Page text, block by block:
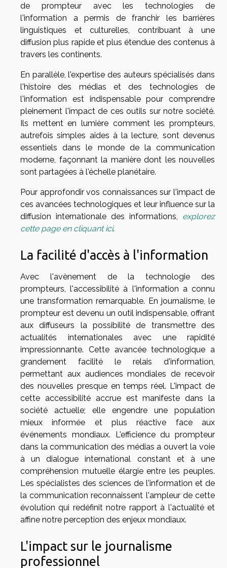
de prompteur avec les technologies de
l'information a permis de franchir les barrières
linguistiques et culturelles, contribuant à une
diffusion plus rapide et plus étendue des contenus à
travers les continents.
En parallèle, l'expertise des auteurs spécialisés dans
l'histoire des médias et des technologies de
l'information est indispensable pour comprendre
pleinement l'impact de ces outils sur notre société.
Ils mettent en lumière comment les prompteurs,
autrefois simples aides à la lecture, sont devenus
essentiels dans le monde de la communication
moderne, façonnant la manière dont les nouvelles
sont partagées à l'échelle planétaire.
Pour approfondir vos connaissances sur l'impact de
ces avancées technologiques et leur influence sur la
diffusion internationale des informations, explorez
cette page en cliquant ici.
La facilité d'accès à l'information
Avec l'avènement de la technologie des
prompteurs, l'accessibilité à l'information a connu
une transformation remarquable. En journalisme, le
prompteur est devenu un outil indispensable, offrant
aux diffuseurs la possibilité de transmettre des
actualités internationales avec une rapidité
impressionnante. Cette avancée technologique a
grandement facilité le relais d'information,
permettant aux audiences mondiales de recevoir
des nouvelles presque en temps réel. L'impact de
cette accessibilité accrue est manifeste dans la
société actuelle; elle engendre une population
mieux informée et plus réactive face aux
événements mondiaux. L'efficience du prompteur
dans la communication des médias a ouvert la voie
à un dialogue international constant et à une
compréhension mutuelle élargie entre les peuples.
Les spécialistes des sciences de l'information et de
la communication reconnaissent l'ampleur de cette
évolution qui redéfinit notre rapport à l'actualité et
affine notre perception des enjeux mondiaux.
L'impact sur le journalisme
professionnel